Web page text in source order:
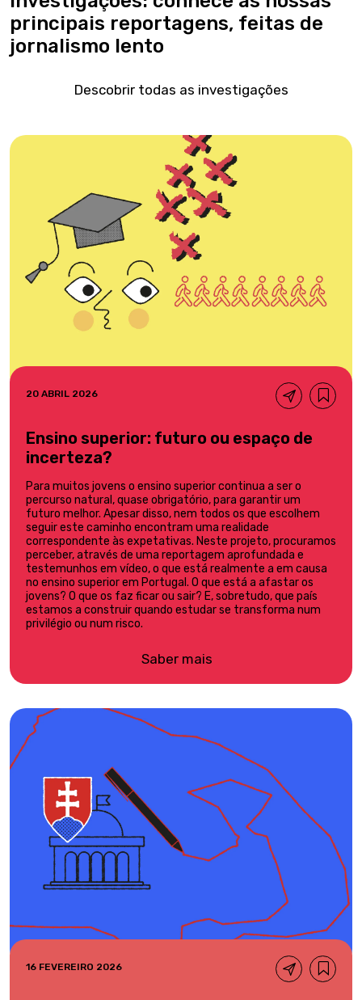
principais reportagens, feitas de
jornalismo lento
Descobrir todas as investigações
20 ABRIL 2026
Ensino superior: futuro ou espaço de
incerteza?
Para muitos jovens o ensino superior continua a ser o
percurso natural, quase obrigatório, para garantir um
futuro melhor. Apesar disso, nem todos os que escolhem
seguir este caminho encontram uma realidade
correspondente às expetativas. Neste projeto, procuramos
perceber, através de uma reportagem aprofundada e
testemunhos em vídeo, o que está realmente a em causa
no ensino superior em Portugal. O que está a afastar os
jovens? O que os faz ficar ou sair? E, sobretudo, que país
estamos a construir quando estudar se transforma num
privilégio ou num risco.
Saber mais
16 FEVEREIRO 2026